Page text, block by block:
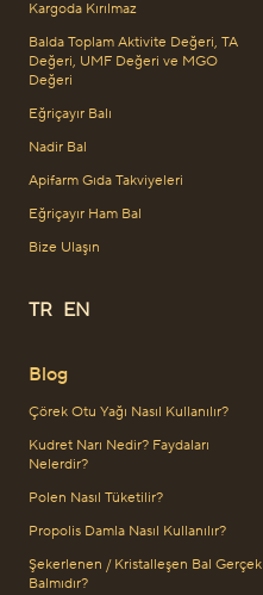
Kargoda Kırılmaz
Balda Toplam Aktivite Değeri, TA
Değeri, UMF Değeri ve MGO
Değeri
Eğriçayır Balı
Nadir Bal
Apifarm Gıda Takviyeleri
Eğriçayır Ham Bal
Bize Ulaşın
TR EN
Blog
Çörek Otu Yağı Nasıl Kullanılır?
Kudret Narı Nedir? Faydaları
Nelerdir?
Polen Nasıl Tüketilir?
Propolis Damla Nasıl Kullanılır?
Şekerlenen / Kristalleşen Bal Gerçek
Balmıdır?